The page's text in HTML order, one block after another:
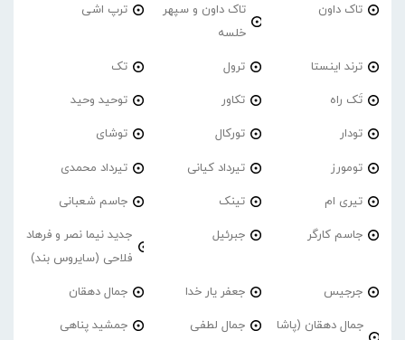
تاک داون
تاک داون و سپهر
خلسه
ترپ اشی
ترند اینستا ترول تک
تَک راه تکاور توحید وحید
تودار تورکال توشای
تومورز تیرداد کیانی تیرداد محمدی
تیری ام تینک جاسم شعبانی
جاسم کارگر جبرئیل
جدید نیما نصر و فرهاد
فلاحی (سایروس بند)
جرجیس جعفر یار خدا جمال دهقان
جمال دهقان (پاشا
جمال لطفی جمشید پناهی